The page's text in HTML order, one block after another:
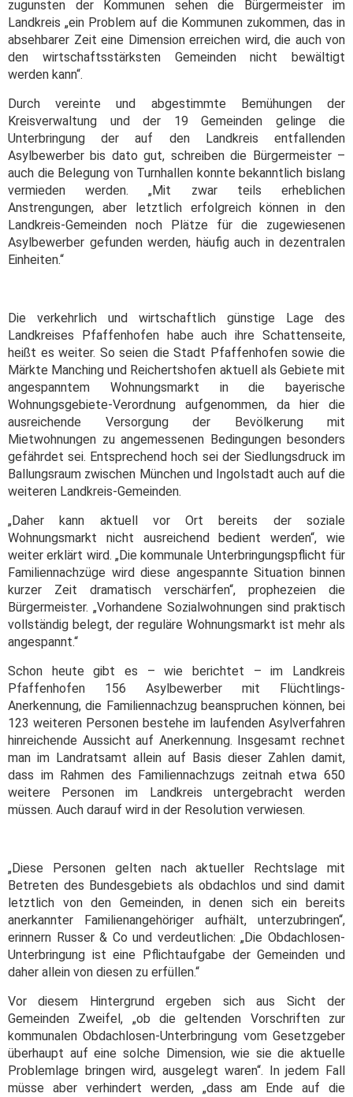
zugunsten der Kommunen sehen die Bürgermeister im
Landkreis „ein Problem auf die Kommunen zukommen, das in
absehbarer Zeit eine Dimension erreichen wird, die auch von
den wirtschaftsstärksten Gemeinden nicht bewältigt
werden kann“.
Durch vereinte und abgestimmte Bemühungen der
Kreisverwaltung und der 19 Gemeinden gelinge die
Unterbringung der auf den Landkreis entfallenden
Asylbewerber bis dato gut, schreiben die Bürgermeister –
auch die Belegung von Turnhallen konnte bekanntlich bislang
vermieden werden. „Mit zwar teils erheblichen
Anstrengungen, aber letztlich erfolgreich können in den
Landkreis-Gemeinden noch Plätze für die zugewiesenen
Asylbewerber gefunden werden, häufig auch in dezentralen
Einheiten.“
Die verkehrlich und wirtschaftlich günstige Lage des
Landkreises Pfaffenhofen habe auch ihre Schattenseite,
heißt es weiter. So seien die Stadt Pfaffenhofen sowie die
Märkte Manching und Reichertshofen aktuell als Gebiete mit
angespanntem Wohnungsmarkt in die bayerische
Wohnungsgebiete-Verordnung aufgenommen, da hier die
ausreichende Versorgung der Bevölkerung mit
Mietwohnungen zu angemessenen Bedingungen besonders
gefährdet sei. Entsprechend hoch sei der Siedlungsdruck im
Ballungsraum zwischen München und Ingolstadt auch auf die
weiteren Landkreis­-Gemeinden.
„Daher kann aktuell vor Ort bereits der soziale
Wohnungsmarkt nicht ausreichend bedient werden“, wie
weiter erklärt wird. „Die kommunale Unterbringungspflicht für
Familiennachzüge wird diese angespannte Situation binnen
kurzer Zeit dramatisch verschärfen“, prophezeien die
Bürgermeister. „Vorhandene Sozialwohnungen sind praktisch
vollständig belegt, der reguläre Wohnungsmarkt ist mehr als
angespannt.“
Schon heute gibt es – wie berichtet – im Landkreis
Pfaffenhofen 156 Asylbewerber mit Flüchtlings-
Anerkennung, die Familiennachzug beanspruchen können, bei
123 weiteren Personen bestehe im laufenden Asylverfahren
hinreichende Aussicht auf Anerkennung. Insgesamt rechnet
man im Landratsamt allein auf Basis dieser Zahlen damit,
dass im Rahmen des Familiennachzugs zeitnah etwa 650
weitere Personen im Landkreis untergebracht werden
müssen. Auch darauf wird in der Resolution verwiesen.
„Diese Personen gelten nach aktueller Rechtslage mit
Betreten des Bundesgebiets als obdachlos und sind damit
letztlich von den Gemeinden, in denen sich ein bereits
anerkannter Familienangehöriger aufhält, unterzubringen“,
erinnern Russer & Co und verdeutlichen: „Die Obdachlosen­-
Unterbringung ist eine Pflichtaufgabe der Gemeinden und
daher allein von diesen zu erfüllen.“
Vor diesem Hintergrund ergeben sich aus Sicht der
Gemeinden Zweifel, „ob die geltenden Vorschriften zur
kommunalen Obdachlosen-Unterbringung vom Gesetzgeber
überhaupt auf eine solche Dimension, wie sie die aktuelle
Problemlage bringen wird, ausgelegt waren“. In jedem Fall
müsse aber verhindert werden, „dass am Ende auf die